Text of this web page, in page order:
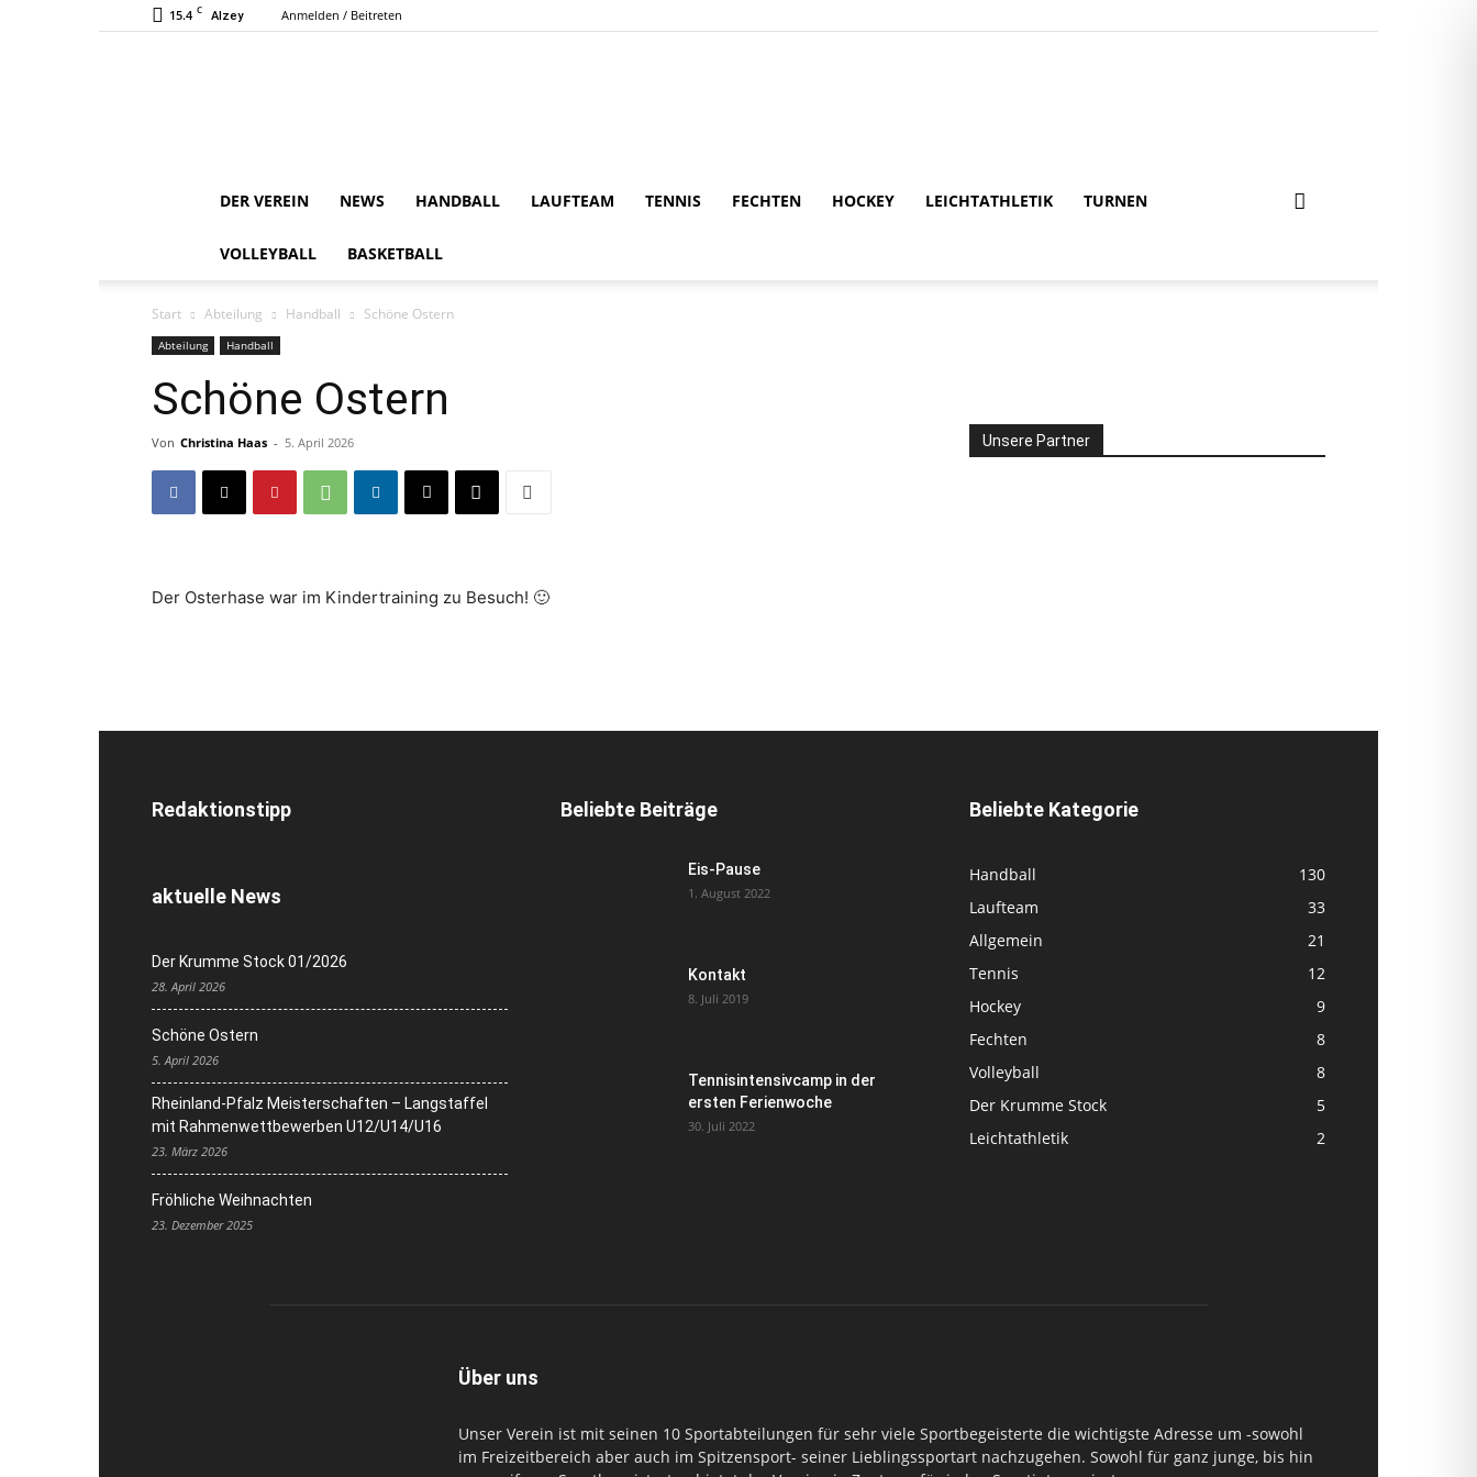
15.4 C Alzey Anmelden / Beitreten
DER VEREIN NEWS HANDBALL LAUFTEAM TENNIS FECHTEN HOCKEY LEICHTATHLETIK TURNEN
VOLLEYBALL BASKETBALL
Start Abteilung Handball Schöne Ostern
Abteilung Handball
Schöne Ostern
Von Christina Haas - 5. April 2026
Der Osterhase war im Kindertraining zu Besuch! 🙂
Unsere Partner
Redaktionstipp
aktuelle News
Der Krumme Stock 01/2026
28. April 2026
Schöne Ostern
5. April 2026
Rheinland-Pfalz Meisterschaften – Langstaffel
mit Rahmenwettbewerben U12/U14/U16
23. März 2026
Fröhliche Weihnachten
23. Dezember 2025
Beliebte Beiträge
Eis-Pause
1. August 2022
Kontakt
8. Juli 2019
Tennisintensivcamp in der
ersten Ferienwoche
30. Juli 2022
Beliebte Kategorie
Handball
130
Laufteam
33
Allgemein
21
Tennis
12
Hockey
9
Fechten
8
Volleyball
8
Der Krumme Stock
5
Leichtathletik
2
Über uns
Unser Verein ist mit seinen 10 Sportabteilungen für sehr viele Sportbegeisterte die wichtigste Adresse um -sowohl
im Freizeitbereich aber auch im Spitzensport- seiner Lieblingssportart nachzugehen. Sowohl für ganz junge, bis hin